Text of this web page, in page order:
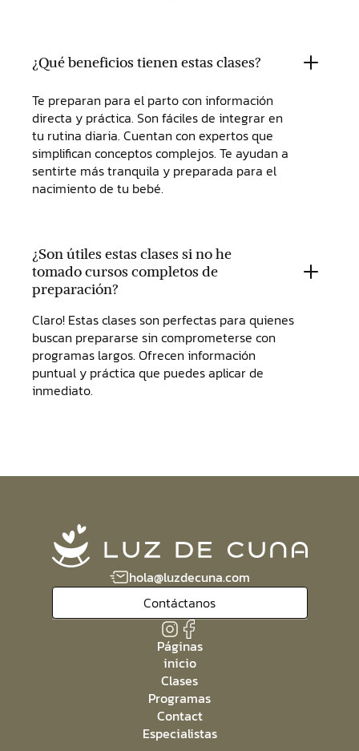
¿Qué beneficios tienen estas clases?
Te preparan para el parto con información
directa y práctica. Son fáciles de integrar en
tu rutina diaria. Cuentan con expertos que
simplifican conceptos complejos. Te ayudan a
sentirte más tranquila y preparada para el
nacimiento de tu bebé.
¿Son útiles estas clases si no he
tomado cursos completos de
preparación?
Claro! Estas clases son perfectas para quienes
buscan prepararse sin comprometerse con
programas largos. Ofrecen información
puntual y práctica que puedes aplicar de
inmediato.
hola@luzdecuna.com
Contáctanos
Páginas
inicio
Clases
Programas
Contact
Especialistas